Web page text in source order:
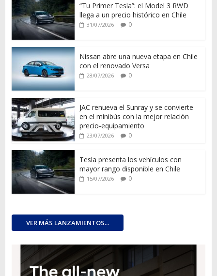
“Tu Primer Tesla”: el Model 3 RWD
llega a un precio histórico en Chile
31/07/2026 0
Nissan abre una nueva etapa en Chile
con el renovado Versa
28/07/2026 0
JAC renueva el Sunray y se convierte
en el minibús con la mejor relación
precio-equipamiento
23/07/2026 0
Tesla presenta los vehículos con
mayor rango disponible en Chile
15/07/2026 0
VER MÁS LANZAMIENTOS...